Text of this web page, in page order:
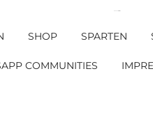
SHOP SPARTEN
COMMUNITIES